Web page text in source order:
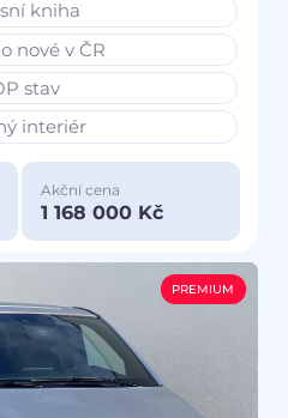
kniha
nové v ČR
stav
interiér
Akční cena
1 168 000 Kč
PREMIUM